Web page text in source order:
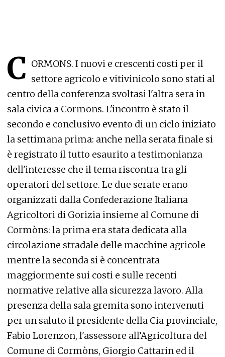
C ORMONS. I nuovi e crescenti costi per il
settore agricolo e vitivinicolo sono stati al
centro della conferenza svoltasi l'altra sera in
sala civica a Cormons. L'incontro è stato il
secondo e conclusivo evento di un ciclo iniziato
la settimana prima: anche nella serata finale si
è registrato il tutto esaurito a testimonianza
dell'interesse che il tema riscontra tra gli
operatori del settore. Le due serate erano
organizzati dalla Confederazione Italiana
Agricoltori di Gorizia insieme al Comune di
Cormòns: la prima era stata dedicata alla
circolazione stradale delle macchine agricole
mentre la seconda si è concentrata
maggiormente sui costi e sulle recenti
normative relative alla sicurezza lavoro. Alla
presenza della sala gremita sono intervenuti
per un saluto il presidente della Cia provinciale,
Fabio Lorenzon, l'assessore all’Agricoltura del
Comune di Cormòns, Giorgio Cattarin ed il